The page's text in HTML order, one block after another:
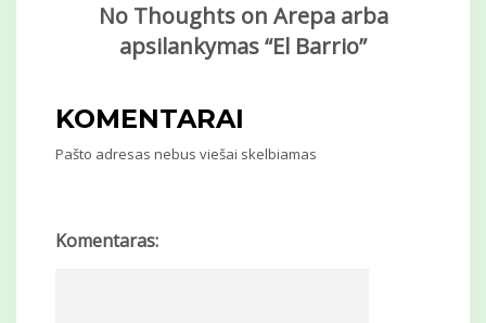
No Thoughts on Arepa arba
apsilankymas “El Barrio”
KOMENTARAI
Pašto adresas nebus viešai skelbiamas
Komentaras: